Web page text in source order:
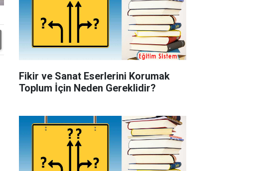
Fikir ve Sanat Eserlerini Korumak
Toplum İçin Neden Gereklidir?